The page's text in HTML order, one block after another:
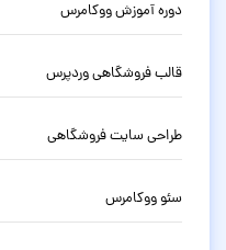
دوره آموزش ووکامرس
قالب فروشگاهی وردپرس
طراحی سایت فروشگاهی
سئو ووکامرس